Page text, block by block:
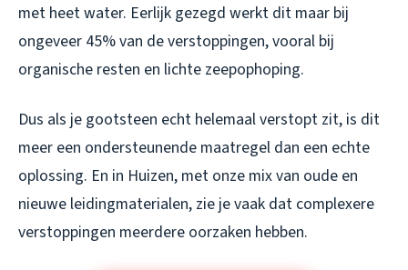
met heet water. Eerlijk gezegd werkt dit maar bij
ongeveer 45% van de verstoppingen, vooral bij
organische resten en lichte zeepophoping.
Dus als je gootsteen echt helemaal verstopt zit, is dit
meer een ondersteunende maatregel dan een echte
oplossing. En in Huizen, met onze mix van oude en
nieuwe leidingmaterialen, zie je vaak dat complexere
verstoppingen meerdere oorzaken hebben.